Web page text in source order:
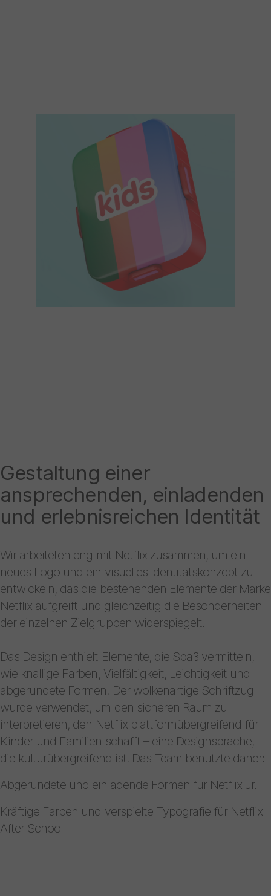
Gestaltung einer
ansprechenden, einladenden
und erlebnisreichen Identität
Wir arbeiteten eng mit Netflix zusammen, um ein
neues Logo und ein visuelles Identitätskonzept zu
entwickeln, das die bestehenden Elemente der Marke
Netflix aufgreift und gleichzeitig die Besonderheiten
der einzelnen Zielgruppen widerspiegelt.
Das Design enthielt Elemente, die Spaß vermitteln,
wie knallige Farben, Vielfältigkeit, Leichtigkeit und
abgerundete Formen. Der wolkenartige Schriftzug
wurde verwendet, um den sicheren Raum zu
interpretieren, den Netflix plattformübergreifend für
Kinder und Familien schafft – eine Designsprache,
die kulturübergreifend ist. Das Team benutzte daher:
Abgerundete und einladende Formen für Netflix Jr.
Kräftige Farben und verspielte Typografie für Netflix
After School